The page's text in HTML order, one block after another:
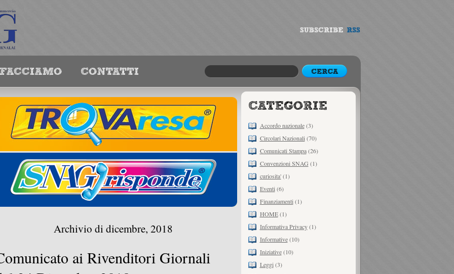
Accordo nazionale(3)
Circolari Nazionali (70)
Comunicati Stampa(26)
Convenzioni SNAG (1)
curiosita'(1)
Eventi (6)
Finanziamenti (1)
HOME(1)
Informativa Privacy(1)
Informative(10)
Iniziative(10)
Leggi (3)
Archivio di dicembre, 2018
ai Rivenditori Giornali